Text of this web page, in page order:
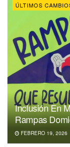
ÚLTIMOS
Inclusión En
Rampas
FEBRERO 19, 2026